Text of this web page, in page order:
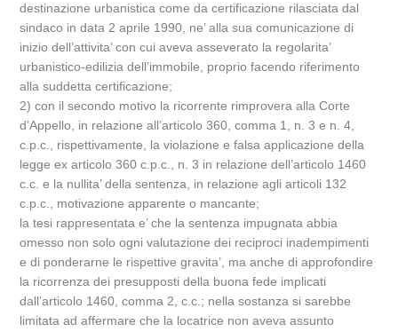
destinazione urbanistica come da certificazione rilasciata dal
sindaco in data 2 aprile 1990, ne’ alla sua comunicazione di
inizio dell’attivita’ con cui aveva asseverato la regolarita’
urbanistico-edilizia dell’immobile, proprio facendo riferimento
alla suddetta certificazione;
2) con il secondo motivo la ricorrente rimprovera alla Corte
d’Appello, in relazione all’articolo 360, comma 1, n. 3 e n. 4,
c.p.c., rispettivamente, la violazione e falsa applicazione della
legge ex articolo 360 c.p.c., n. 3 in relazione dell’articolo 1460
c.c. e la nullita’ della sentenza, in relazione agli articoli 132
c.p.c., motivazione apparente o mancante;
la tesi rappresentata e’ che la sentenza impugnata abbia
omesso non solo ogni valutazione dei reciproci inadempimenti
e di ponderarne le rispettive gravita’, ma anche di approfondire
la ricorrenza dei presupposti della buona fede implicati
dall’articolo 1460, comma 2, c.c.; nella sostanza si sarebbe
limitata ad affermare che la locatrice non aveva assunto